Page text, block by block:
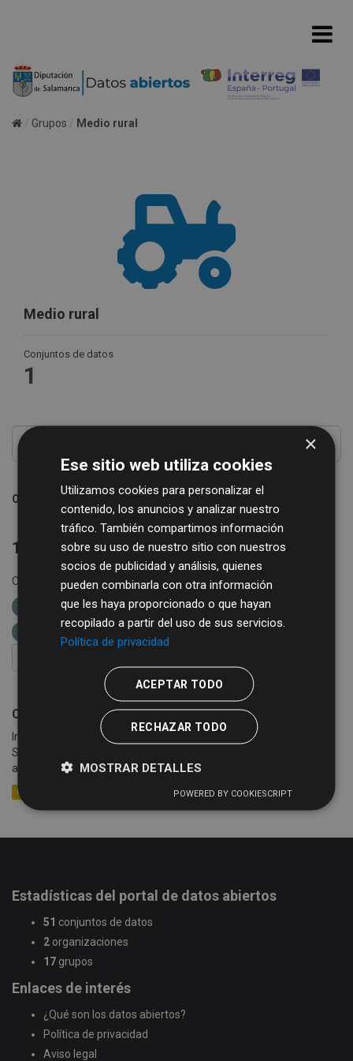
Grupos Medio rural
Medio rural
Conjuntos de datos
1
Ordenar por
1 conjunto de datos encontrado
Organizaciones: Diputación de Salamanca
Grupos:
Medio rural
Comercio
etiquetas:
diputación de salamanca
Cotizaciones semanales de la Lonja de Salamanca
Información sobre las cotizaciones semanales de la Lonja de
Salamanca (celebradas cada lunes) desde el año 2005 hasta la
actualidad. Se detalla información sobre la mesa,...
CSV
Estadísticas del portal de datos abiertos
51 conjuntos de datos
2 organizaciones
17 grupos
Enlaces de interés
¿Qué son los datos abiertos?
Política de privacidad
Aviso legal
×
Ese sitio web utiliza cookies
Utilizamos cookies para personalizar el
contenido, los anuncios y analizar nuestro
tráfico. También compartimos información
sobre su uso de nuestro sitio con nuestros
socios de publicidad y análisis, quienes
pueden combinarla con otra información
que les haya proporcionado o que hayan
recopilado a partir del uso de sus servicios.
Política de privacidad
ACEPTAR TODO
RECHAZAR TODO
MOSTRAR DETALLES
POWERED BY COOKIESCRIPT